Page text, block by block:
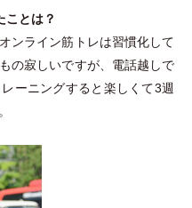
ことは？
ンライン筋トレは習慣化して
の寂しいですが、電話越しで
ーニングすると楽しくて3週
。